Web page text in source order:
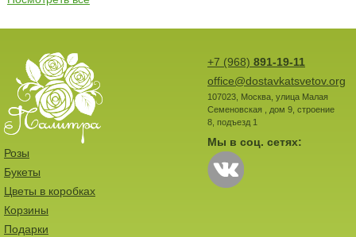
+7 (968) 891-19-11
office@dostavkatsvetov.org
107023, Москва, улица Малая
Семеновская , дом 9, строение
8, подъезд 1
Мы в соц. сетях:
Розы
Букеты
Цветы в коробках
Корзины
Подарки